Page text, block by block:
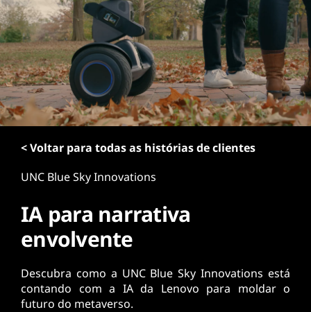
e
ú
d
o
p
r
i
n
c
< Voltar para todas as histórias de clientes
UNC Blue Sky Innovations
IA para narrativa
envolvente
Descubra como a UNC Blue Sky Innovations está
contando com a IA da Lenovo para moldar o
futuro do metaverso.